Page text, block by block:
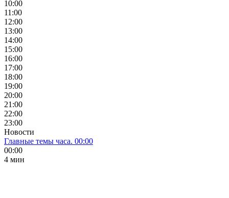
10:00
11:00
12:00
13:00
14:00
15:00
16:00
17:00
18:00
19:00
20:00
21:00
22:00
23:00
Новости
Главные темы часа. 00:00
00:00
4 мин